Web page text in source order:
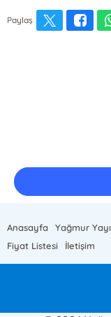
Paylaş
Anasayfa Yağmur
Fiyat Listesi
İletişim